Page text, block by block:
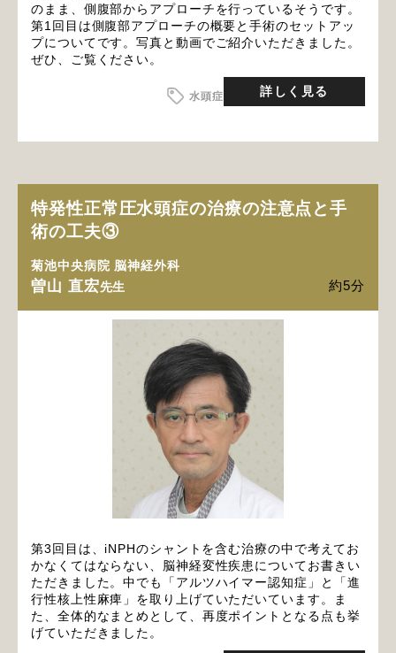
のまま、側腹部からアプローチを行っているそうです。
第1回目は側腹部アプローチの概要と手術のセットアッ
プについてです。写真と動画でご紹介いただきました。
ぜひ、ご覧ください。
水頭症 詳しく見る
特発性正常圧水頭症の治療の注意点と手
術の工夫③
菊池中央病院 脳神経外科
曽山 直宏先生 約5分
第3回目は、iNPHのシャントを含む治療の中で考えてお
かなくてはならない、脳神経変性疾患についてお書きい
ただきました。中でも「アルツハイマー認知症」と「進
行性核上性麻痺」を取り上げていただいています。ま
た、全体的なまとめとして、再度ポイントとなる点も挙
げていただきました。